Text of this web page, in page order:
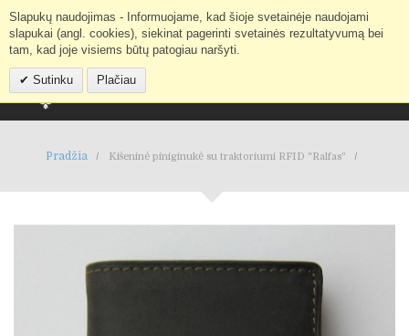
Mano paskyra IEŠKOTI
Slapukų naudojimas - Informuojame, kad šioje svetainėje naudojami
slapukai (angl. cookies), siekinat pagerinti svetainės rezultatyvumą bei
tam, kad joje visiems būtų patogiau naršyti.
Sutinku Plačiau
Pradžia Kišeninė piniginukė su traktoriumi RFID "Ralfas"